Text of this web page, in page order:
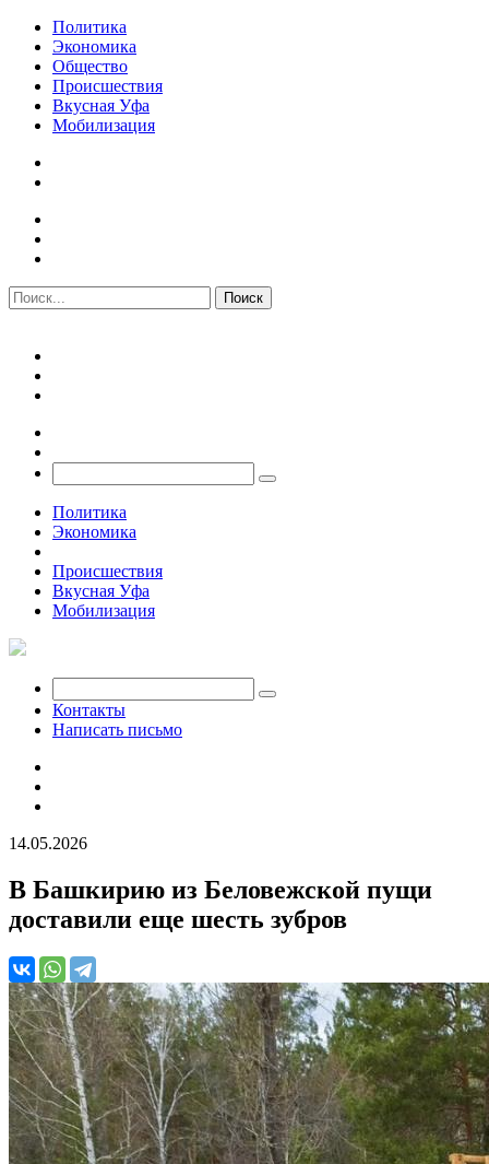
Политика
Экономика
Общество
Происшествия
Вкусная Уфа
Мобилизация
Политика
Экономика
Происшествия
Вкусная Уфа
Мобилизация
Контакты
Написать письмо
14.05.2026
В Башкирию из Беловежской пущи
доставили еще шесть зубров